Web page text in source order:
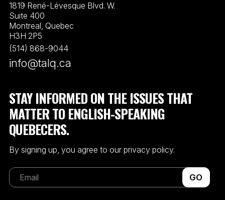
1819 René-Lévesque Blvd. W.
Suite 400
Montreal, Quebec
H3H 2P5
(514) 868-9044
info@talq.ca
STAY INFORMED ON THE ISSUES THAT
MATTER TO ENGLISH-SPEAKING
QUEBECERS.
By signing up, you agree to our privacy policy.
GO